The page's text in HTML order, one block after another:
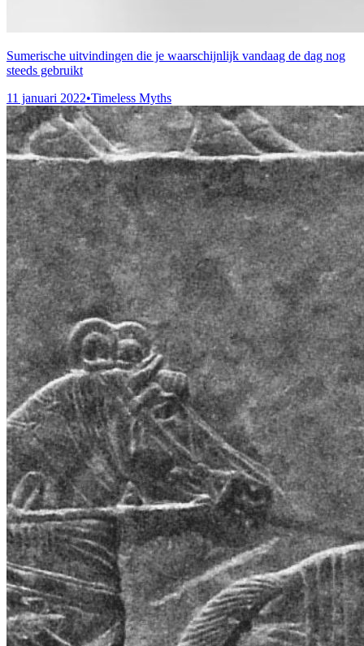
Sumerische uitvindingen die je waarschijnlijk vandaag de dag nog
steeds gebruikt
11 januari 2022•Timeless Myths